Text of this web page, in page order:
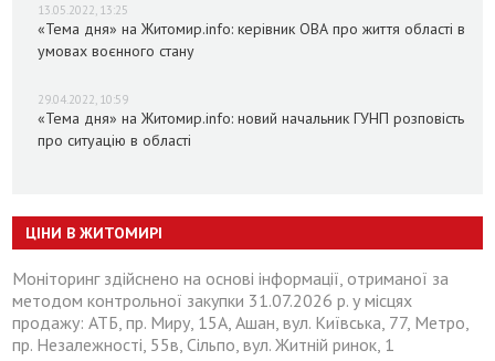
13.05.2022, 13:25
«Тема дня» на Житомир.info: керівник ОВА про життя області в
умовах воєнного стану
29.04.2022, 10:59
«Тема дня» на Житомир.info: новий начальник ГУНП розповість
про ситуацію в області
ЦІНИ В ЖИТОМИРІ
Моніторинг здійснено на основі інформації, отриманої за
методом контрольної закупки 31.07.2026 р. у місцях
продажу: АТБ, пр. Миру, 15А, Ашан, вул. Київська, 77, Метро,
пр. Незалежності, 55в, Сільпо, вул. Житній ринок, 1